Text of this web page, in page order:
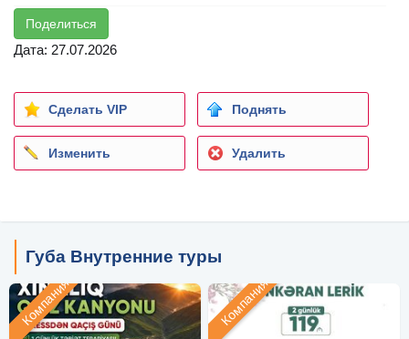
Поделиться
Дата: 27.07.2026
Сделать VIP Поднять
Изменить Удалить
Губа Внутренние туры
Компания Компания